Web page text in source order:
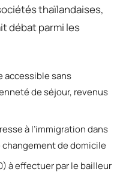
thaïlandaises,
débat parmi les
accessible sans
de séjour, revenus
à l’immigration dans
de domicile
à effectuer par le bailleur